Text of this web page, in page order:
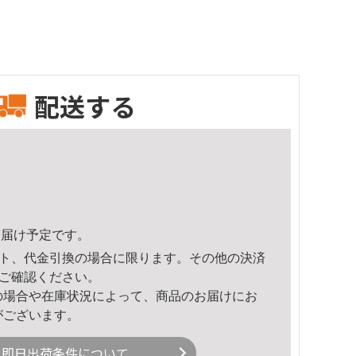
配送する
け予定です。
、代金引換の場合に限ります。その他の決済
確認ください。
合や在庫状況によって、商品のお届けにお
ざいます。